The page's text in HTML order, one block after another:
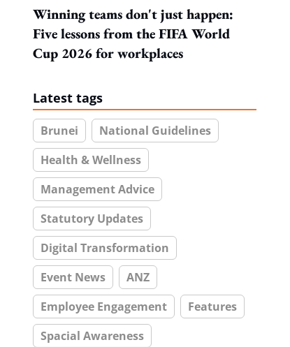
Winning teams don't just happen:
Five lessons from the FIFA World
Cup 2026 for workplaces
Latest tags
Brunei
National Guidelines
Health & Wellness
Management Advice
Statutory Updates
Digital Transformation
Event News
ANZ
Employee Engagement
Features
Spacial Awareness